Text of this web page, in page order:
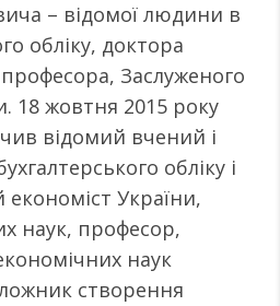
– відомої людини в
обліку, доктора
Заслуженого
18 жовтня 2015 року
відомий вчений і
обліку і
економіст України,
наук, професор,
наук
створення